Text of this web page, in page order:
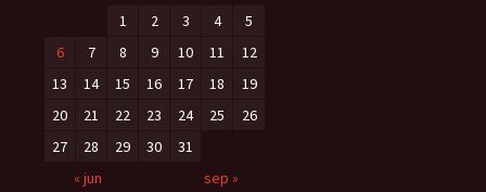
1
2 3 4
5
6
7 8 9 10 11
12
13
14 15 16 17 18
19
20
21 22 23 24 25
26
27
28 29 30
31
« jun
sep »